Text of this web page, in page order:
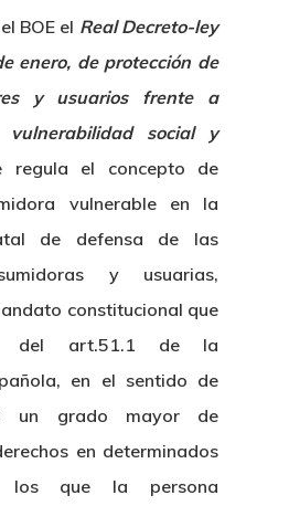
BOE el Real Decreto-ley
enero, de protección de
y usuarios frente a
vulnerabilidad social y
regula el concepto de
vulnerable en la
de defensa de las
y usuarias,
constitucional que
del art.51.1 de la
en el sentido de
un grado mayor de
en determinados
los que la persona